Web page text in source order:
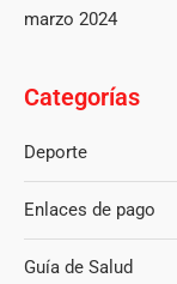
marzo 2024
Categorías
Deporte
Enlaces de pago
Guía de Salud